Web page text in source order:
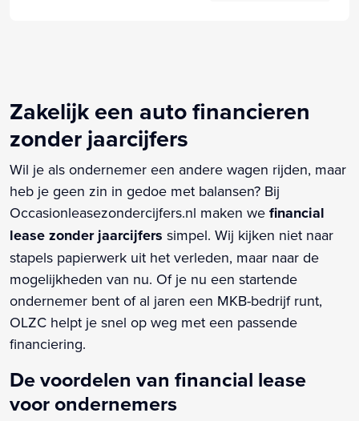
Zakelijk een auto financieren
zonder jaarcijfers
Wil je als ondernemer een andere wagen rijden, maar
heb je geen zin in gedoe met balansen? Bij
Occasionleasezondercijfers.nl maken we financial
lease zonder jaarcijfers simpel. Wij kijken niet naar
stapels papierwerk uit het verleden, maar naar de
mogelijkheden van nu. Of je nu een startende
ondernemer bent of al jaren een MKB-bedrijf runt,
OLZC helpt je snel op weg met een passende
financiering.
De voordelen van financial lease
voor ondernemers